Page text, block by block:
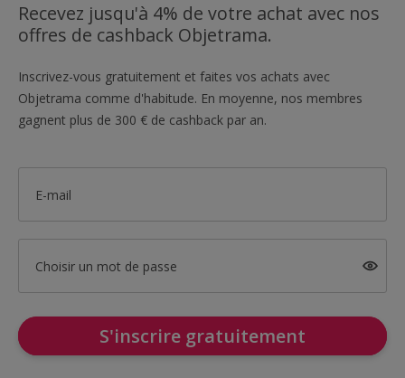
Recevez jusqu'à 4% de votre achat avec nos
offres de cashback Objetrama.
Inscrivez-vous gratuitement et faites vos achats avec
Objetrama comme d'habitude. En moyenne, nos membres
gagnent plus de 300 € de cashback par an.
E-mail
Choisir un mot de passe
S'inscrire gratuitement